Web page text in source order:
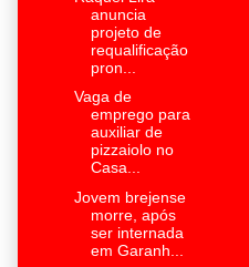
anuncia
projeto de
requalificação
pron...
Vaga de
emprego para
auxiliar de
pizzaiolo no
Casa...
Jovem brejense
morre, após
ser internada
em Garanh...